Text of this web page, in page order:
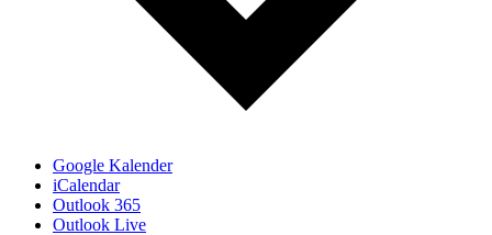
Google Kalender
iCalendar
Outlook 365
Outlook Live